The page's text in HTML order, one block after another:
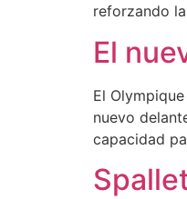
reforzando
El
El
nuevo
capacidad